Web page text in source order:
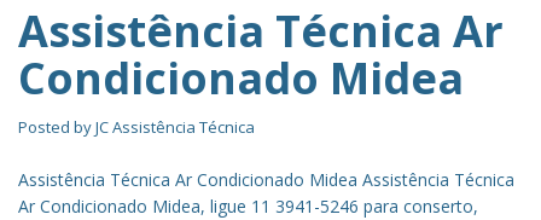
Assistência Técnica Ar
Condicionado Midea
Posted byJC Assistência Técnica
Assistência Técnica Ar Condicionado Midea Assistência Técnica
Ar Condicionado Midea, ligue 11 3941-5246 para conserto,